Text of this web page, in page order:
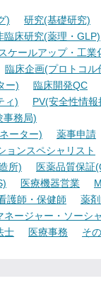
) 研究(基礎研究)
臨床研究(薬理・GLP)
ケールアップ・工業
臨床企画(プロトコル
ー)
臨床開発QC
ィ)
PV(安全性情報
事務局)
ーター) 薬事申請
ョンスペシャリスト
所)
医薬品質保証
医療機器営業
護師・保健師
薬
ネージャー・ソーシ
士 医療事務 そ